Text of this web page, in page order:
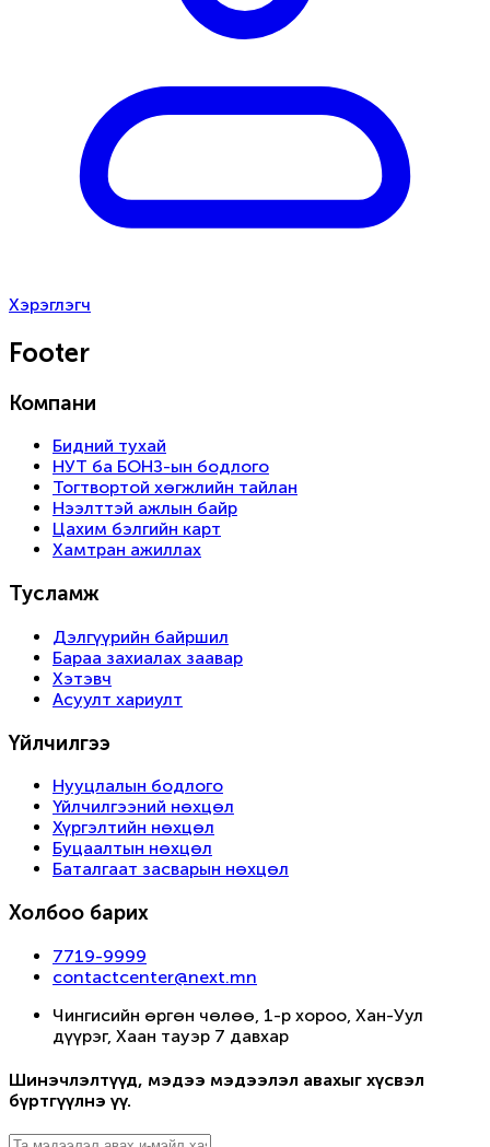
Хэрэглэгч
Footer
Компани
Бидний тухай
НУТ ба БОНЗ-ын бодлого
Тогтвортой хөгжлийн тайлан
Нээлттэй ажлын байр
Цахим бэлгийн карт
Хамтран ажиллах
Тусламж
Дэлгүүрийн байршил
Бараа захиалах заавар
Хэтэвч
Асуулт хариулт
Үйлчилгээ
Нууцлалын бодлого
Үйлчилгээний нөхцөл
Хүргэлтийн нөхцөл
Буцаалтын нөхцөл
Баталгаат засварын нөхцөл
Холбоо барих
7719-9999
contactcenter@next.mn
Чингисийн өргөн чөлөө, 1-р хороо, Хан-Уул
дүүрэг, Хаан тауэр 7 давхар
Шинэчлэлтүүд, мэдээ мэдээлэл авахыг хүсвэл
бүртгүүлнэ үү.